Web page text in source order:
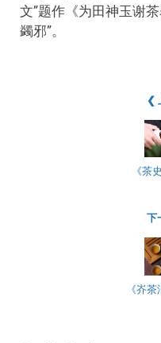
文”题作《为田神玉谢
蠲邪”。
❮
《茶
下
《岕